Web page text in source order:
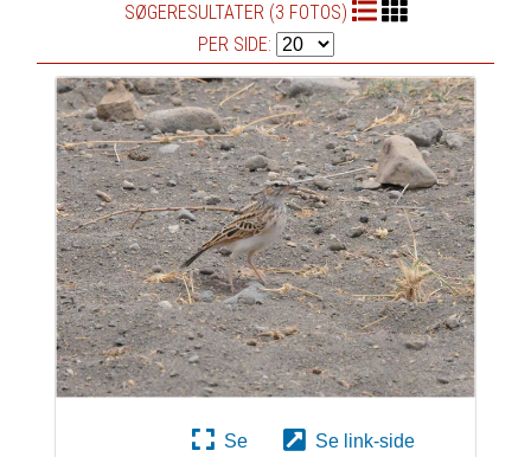
SØGERESULTATER (3 FOTOS)
PER SIDE:
Se
Se link-side